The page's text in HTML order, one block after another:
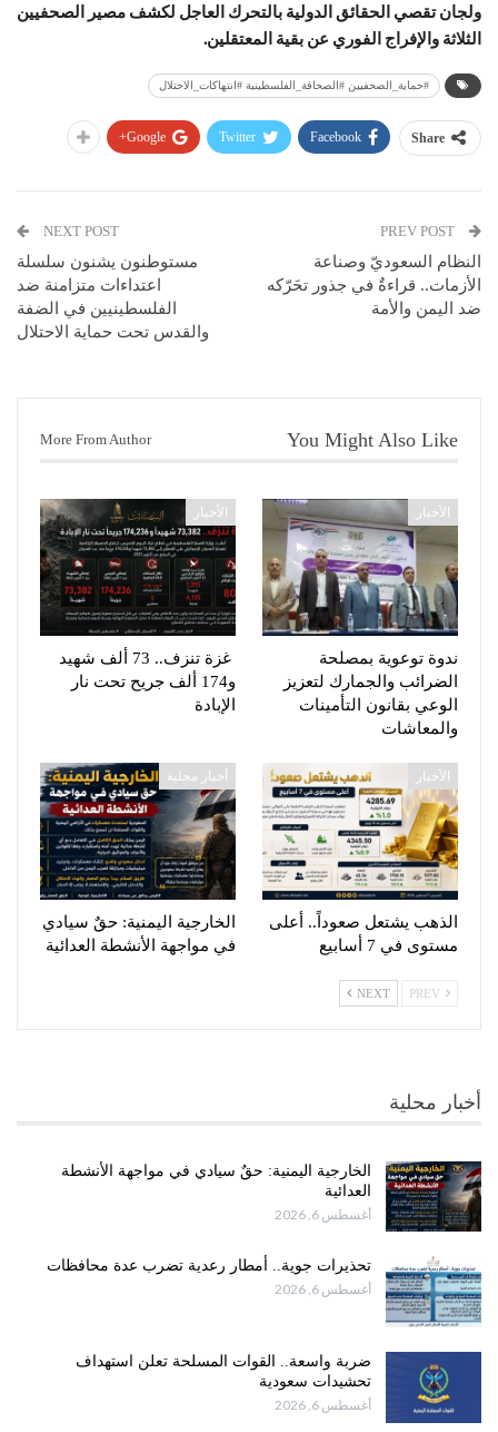
ولجان تقصي الحقائق الدولية بالتحرك العاجل لكشف مصير الصحفيين
الثلاثة والإفراج الفوري عن بقية المعتقلين.
#حماية_الصحفيين #الصحافة_الفلسطينية #انتهاكات_الاحتلال
Share
Facebook
Twitter
Google+
النظام السعوديّ وصناعة
الأزمات.. قراءةٌ في جذور تحَرّكه
ضد اليمن والأمة
NEXT POST
مستوطنون يشنون سلسلة
اعتداءات متزامنة ضد
الفلسطينيين في الضفة
والقدس تحت حماية الاحتلال
You Might Also Like
More From Author
الأخبار
ندوة توعوية بمصلحة
الضرائب والجمارك لتعزيز
الوعي بقانون التأمينات
والمعاشات
الأخبار
غزة تنزف.. 73 ألف شهيد
و174 ألف جريح تحت نار
الإبادة
الأخبار
الذهب يشتعل صعوداً.. أعلى
مستوى في 7 أسابيع
أخبار محلية
الخارجية اليمنية: حقٌ سيادي
في مواجهة الأنشطة العدائية
NEXT
أخبار محلية
الخارجية اليمنية: حقٌ سيادي في مواجهة الأنشطة
العدائية
أغسطس 6, 2026
تحذيرات جوية.. أمطار رعدية تضرب عدة محافظات
أغسطس 6, 2026
ضربة واسعة.. القوات المسلحة تعلن استهداف
تحشيدات سعودية
أغسطس 6, 2026